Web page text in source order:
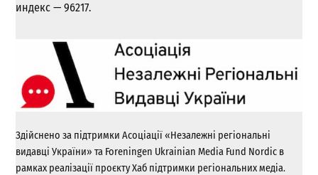
индекс — 96217.
Здійснено за підтримки Асоціації «Незалежні регіональні
видавці України» та Foreningen Ukrainian Media Fund Nordic в
рамках реалізації проєкту Хаб підтримки регіональних медіа.